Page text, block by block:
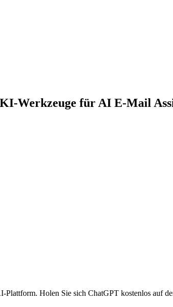
Werkzeuge für AI E-Mail
Holen Sie sich ChatGPT kostenlos auf